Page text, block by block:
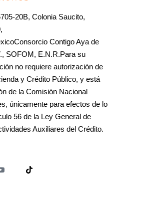
20B, Colonia Saucito,
Contigo Aya de
SOFOM, E.N.R.Para su
no requiere autorización de
y Crédito Público, y está
de la Comisión Nacional
únicamente para efectos de lo
56 de la Ley General de
Auxiliares del Crédito.